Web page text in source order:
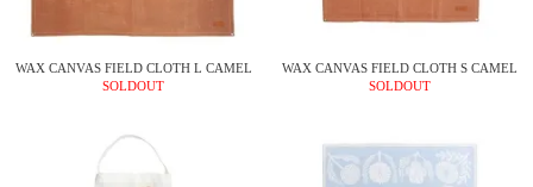
WAX CANVAS FIELD CLOTH L CAMEL
SOLDOUT
WAX CANVAS FIELD CLOTH S CAMEL
SOLDOUT